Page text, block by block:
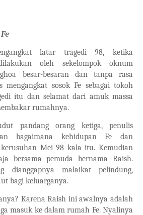
latar tragedi 98, ketika
oleh sekelompok oknum
besar-besaran dan tanpa rasa
mengangkat sosok Fe sebagai tokoh
itu dan selamat dari amuk massa
rumahnya.
pandang orang ketiga, penulis
bagaimana kehidupan Fe dan
Mei 98 kala itu. Kemudian
bersama pemuda bernama Raish.
dianggapnya malaikat pelindung,
bagi keluarganya.
Karena Raish ini awalnya adalah
masuk ke dalam rumah Fe. Nyalinya